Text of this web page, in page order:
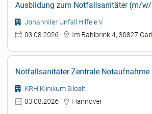
Ausbildung zum Notfallsanitäter (m/w/
Johanniter Unfall Hilfe e V
03.08.2026
Im Bahlbrink 4, 30827
Notfallsanitäter Zentrale
KRH Klinikum Siloah
03.08.2026
Hannover